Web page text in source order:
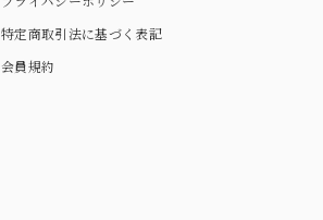
特定商取引法に基づく表記
会員規約